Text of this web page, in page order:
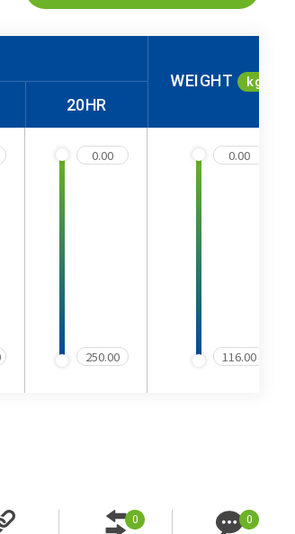
WEIGHT
kg
20HR
0 0